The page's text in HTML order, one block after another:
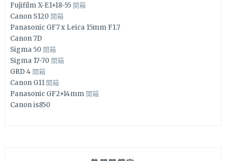
Fujifilm X-E1+18-55 開箱
Canon S120 開箱
Panasonic GF7 x Leica 15mm F1.7
Canon 7D
Sigma 50 開箱
Sigma 17-70 開箱
GRD 4 開箱
Canon G11 開箱
Panasonic GF2+14mm 開箱
Canon is850